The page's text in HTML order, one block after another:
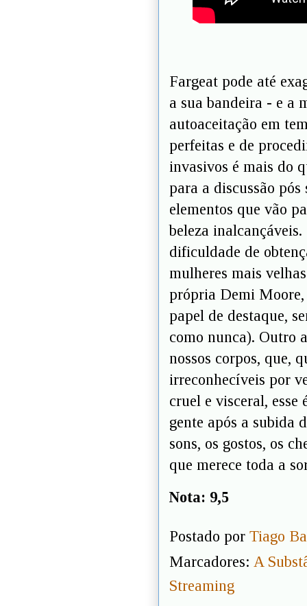
Fargeat pode até
a sua bandeira - e a
autoaceitação em
perfeitas e de
invasivos é mais do
para a discussão
elementos que vão
beleza
dificuldade de
mulheres mais
própria Demi Moore,
papel de destaque,
como nunca). Outro
nossos corpos, que,
irreconhecíveis por
cruel e visceral,
gente após a subida
sons, os gostos, os
que merece toda a
Nota: 9,5
Postado por Tiago
Marcadores: A
Streaming